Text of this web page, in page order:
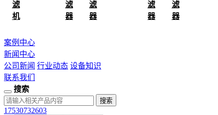
滤
机
滤
器
滤
器
滤
器
滤
器
案例中心
新闻中心
公司新闻 行业动态 设备知识
联系我们
搜索
17530732603